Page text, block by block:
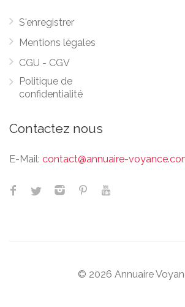
S'enregistrer
Mentions légales
CGU - CGV
Politique de
confidentialité
Contactez nous
E-Mail: contact@annuaire-
© 2026 Annuaire